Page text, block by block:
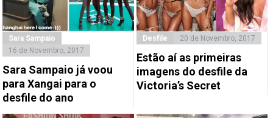
Sara Sampaio
16 de Novembro, 2017
Sara Sampaio já voou
para Xangai para o
desfile do ano
Desfile 20 de Novembro, 2017
Estão aí as primeiras
imagens do desfile da
Victoria’s Secret